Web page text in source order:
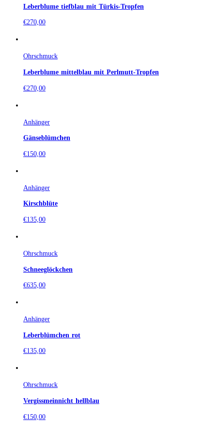
Leberblume tiefblau mit Türkis-Tropfen
€270,00
Ohrschmuck
Leberblume mittelblau mit Perlmutt-Tropfen
€270,00
Anhänger
Gänseblümchen
€150,00
Anhänger
Kirschblüte
€135,00
Ohrschmuck
Schneeglöckchen
€635,00
Anhänger
Leberblümchen rot
€135,00
Ohrschmuck
Vergissmeinnicht hellblau
€150,00